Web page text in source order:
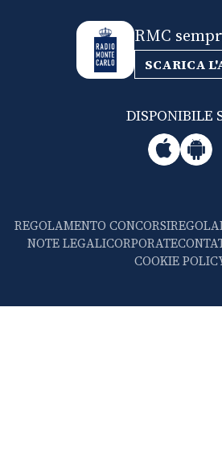
RMC
SCARICA
DISPONIBILE
REGOLAMENTO CONCORSI
NOTE LEGALICORPORATE
COOKIE